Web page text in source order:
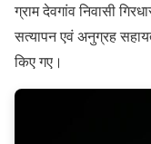
ग्राम देवगांव निवासी
सत्यापन एवं अनुग्रह
किए गए।